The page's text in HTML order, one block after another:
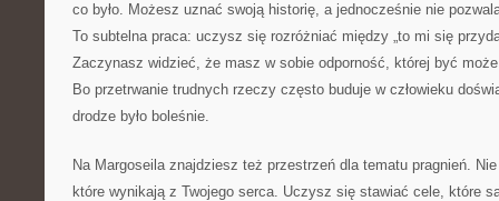
co było. Możesz uznać swoją historię, a jednocześnie nie
To subtelna praca: uczysz się rozróżniać między „to mi się
Zaczynasz widzieć, że masz w sobie odporność, której być
Bo przetrwanie trudnych rzeczy często buduje w człowieku
drodze było boleśnie.
Na Margoseila znajdziesz też przestrzeń dla tematu pragnień.
które wynikają z Twojego serca. Uczysz się stawiać cele, które